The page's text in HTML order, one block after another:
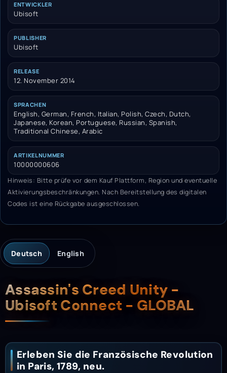
ENTWICKLER
Ubisoft
PUBLISHER
Ubisoft
RELEASE
12. November 2014
SPRACHEN
English, German, French, Italian, Polish, Czech, Dutch,
Japanese, Korean, Portuguese, Russian, Spanish,
Traditional Chinese, Arabic
ARTIKELNUMMER
10000000606
Hinweis: Bitte prüfe vor dem Kauf Plattform, Region und eventuelle
Aktivierungsbeschränkungen. Nach Bereitstellung des digitalen
Codes ist eine Rückgabe ausgeschlossen.
Deutsch English
Beschreibung
Assassin's Creed Unity -
Ubisoft Connect - GLOBAL
Erleben Sie die Französische Revolution
in Paris, 1789, neu.